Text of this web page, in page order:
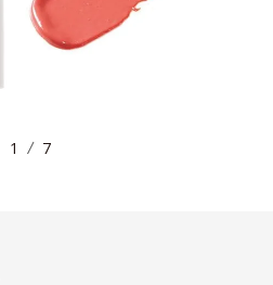
1 7